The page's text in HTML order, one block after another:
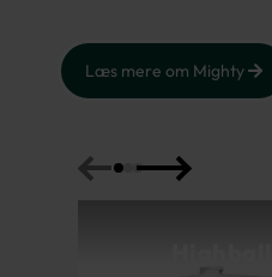
Læs mere om Mighty